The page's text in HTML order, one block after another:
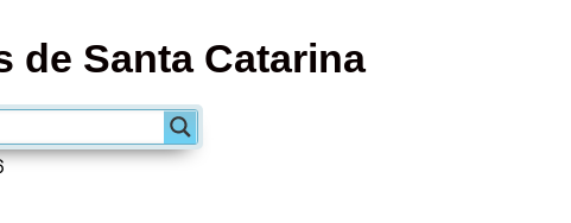
de Santa Catarina